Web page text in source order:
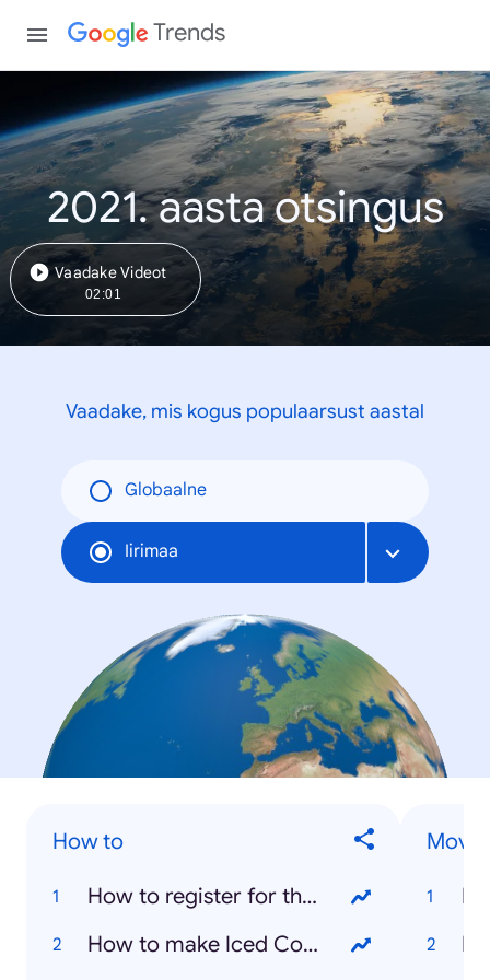
Trends
2021. aasta otsingus
Vaadake Videot
02:01
Vaadake, mis kogus populaarsust aastal
Globaalne
Iirimaa
How to
How to register for the Covid-19 vaccine
How to make Iced Coffee